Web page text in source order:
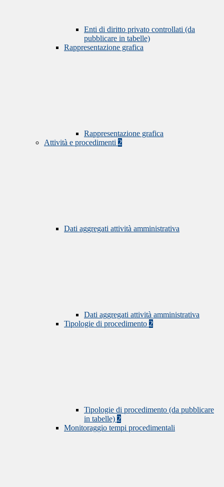
Enti di diritto privato controllati (da
pubblicare in tabelle)
Rappresentazione grafica
Rappresentazione grafica
Attività e procedimenti 2
Dati aggregati attività amministrativa
Dati aggregati attività amministrativa
Tipologie di procedimento 2
Tipologie di procedimento (da pubblicare
in tabelle) 2
Monitoraggio tempi procedimentali